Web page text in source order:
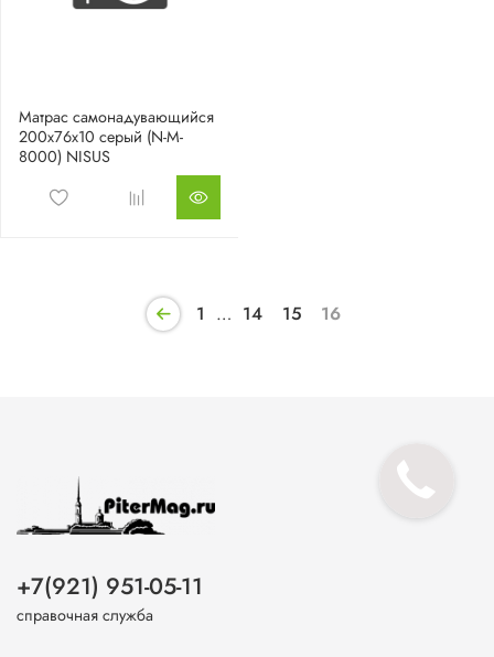
Матрас самонадувающийся
200x76x10 серый (N-M-
8000) NISUS
1 … 14 15 16
+7(921) 951-05-11
справочная служба